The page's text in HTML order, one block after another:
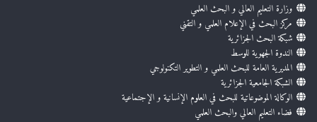
وزارة التعليم العالي و البحث العلمي
مركز البحث في الإعلام العلمي و التقني
شبكة البحث الجزائرية
الندوة الجهوية للوسط
المديرية العامة للبحث العلمي و التطوير التكنولوجي
الشبكة الجامعية الجزائرية
الوكالة الموضوعاتية للبحث في العلوم الإنسانية و الإجتماعية
فضاء التعليم العالي والبحث العلمي